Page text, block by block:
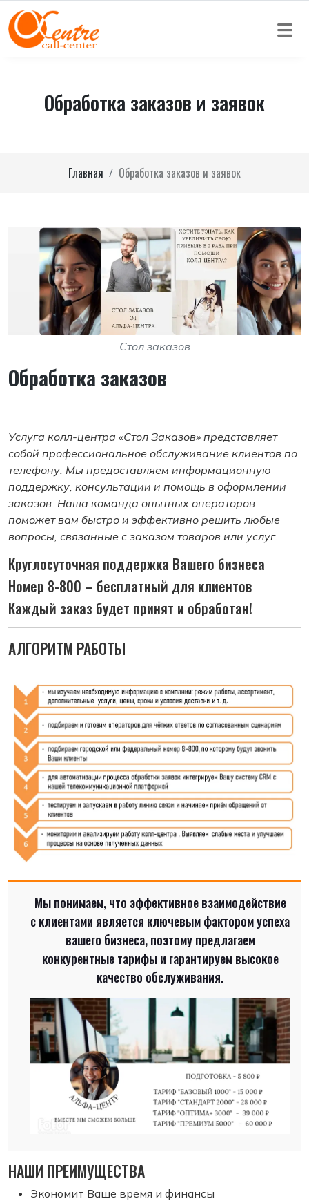
Обработка заказов и заявок
Главная Обработка заказов и заявок
Стол заказов
Обработка заказов
Услуга колл-центра «Стол Заказов» представляет
собой профессиональное обслуживание клиентов по
телефону. Мы предоставляем информационную
поддержку, консультации и помощь в оформлении
заказов. Наша команда опытных операторов
поможет вам быстро и эффективно решить любые
вопросы, связанные с заказом товаров или услуг.
Круглосуточная поддержка Вашего бизнеса
Номер 8-800 – бесплатный для клиентов
Каждый заказ будет принят и обработан!
АЛГОРИТМ РАБОТЫ
Мы понимаем, что эффективное взаимодействие
с клиентами является ключевым фактором успеха
вашего бизнеса, поэтому предлагаем
конкурентные тарифы и гарантируем высокое
качество обслуживания.
НАШИ ПРЕИМУЩЕСТВА
Экономит Ваше время и финансы